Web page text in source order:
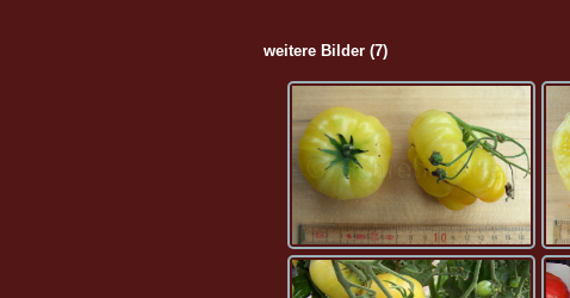
weitere Bilder (7)